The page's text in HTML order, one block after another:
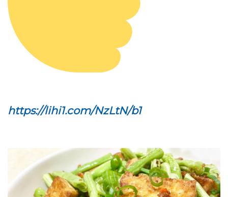
https://lihi1.com/NzLtN/b1